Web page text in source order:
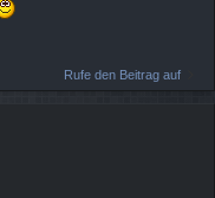
Rufe den Beitrag auf